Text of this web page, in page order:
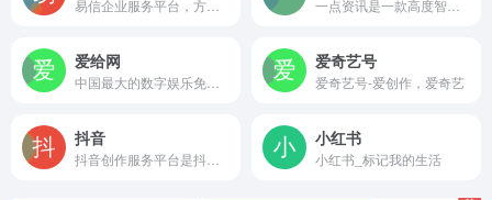
爱给网 爱奇艺号
爱奇艺号-爱创作，爱奇艺
抖音 小红书
小红书_标记我的生活